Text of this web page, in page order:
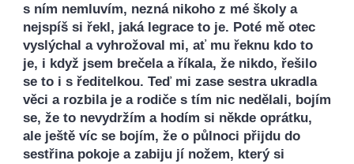
s ním nemluvím, nezná nikoho z mé školy a
nejspíš si řekl, jaká legrace to je. Poté mě otec
vyslýchal a vyhrožoval mi, ať mu řeknu kdo to
je, i když jsem brečela a říkala, že nikdo, řešilo
se to i s ředitelkou. Teď mi zase sestra ukradla
věci a rozbila je a rodiče s tím nic nedělali, bojím
se, že to nevydržím a hodím si někde oprátku,
ale ještě víc se bojím, že o půlnoci přijdu do
sestřina pokoje a zabiju jí nožem, který si